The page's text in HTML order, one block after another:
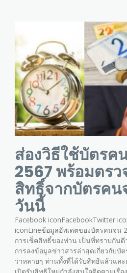
ส่องวิธีใช้บัตรค
2567 พร้อมตร
สิทธิ์จากบัตรค
วันนี้
Facebook iconFacebookTwitter
iconLineข้อมูลอัพเดตของบัตรคนจน
การเช็คสิทธิ์ของท่าน เป็นที่ทราบกัน
การลงข้อมูลข่าวสารล่าสุดเกี่ยวกับบั
ว่าหลายๆ ท่านทั้งที่ได้รับสิทธิแล้วและ